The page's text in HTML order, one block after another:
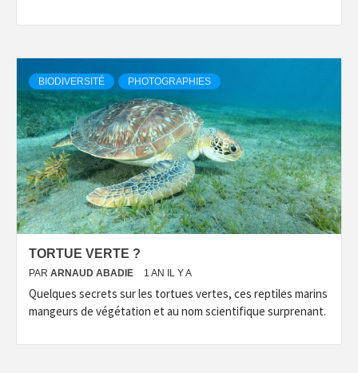
BIODIVERSITÉ PHOTOGRAPHIES
TORTUE VERTE ?
PAR ARNAUD ABADIE 1 AN IL Y A
Quelques secrets sur les tortues vertes, ces reptiles marins
mangeurs de végétation et au nom scientifique surprenant.